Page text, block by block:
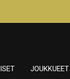
JOUKKUEET